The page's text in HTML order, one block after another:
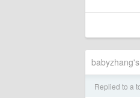
Replied to a